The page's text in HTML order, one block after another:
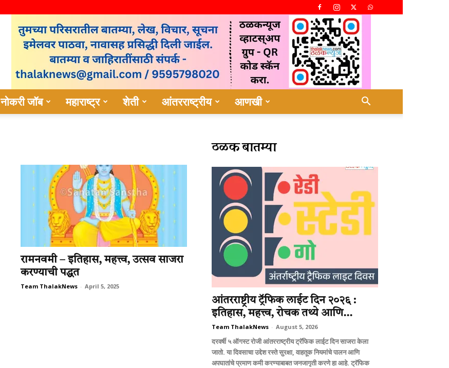
नोकरी जॉब महाराष्ट्र शेती आंतरराष्ट्रीय आणखी
रामनवमी – इतिहास, महत्त्व, उत्सव साजरा
करण्याची पद्धत
Team ThalakNews - April 5, 2025
ठळक बातम्या
आंतरराष्ट्रीय ट्रॅफिक लाईट दिन २०२६ :
इतिहास, महत्त्व, रोचक तथ्ये आणि...
Team ThalakNews - August 5, 2026
दरवर्षी ५ ऑगस्ट रोजी आंतरराष्ट्रीय ट्रॅफिक लाईट दिन साजरा केला
जातो. या दिवसाचा उद्देश रस्ते सुरक्षा, वाहतूक नियमांचे पालन आणि
अपघातांचे प्रमाण कमी करण्याबाबत जनजागृती करणे हा आहे. ट्रॅफिक